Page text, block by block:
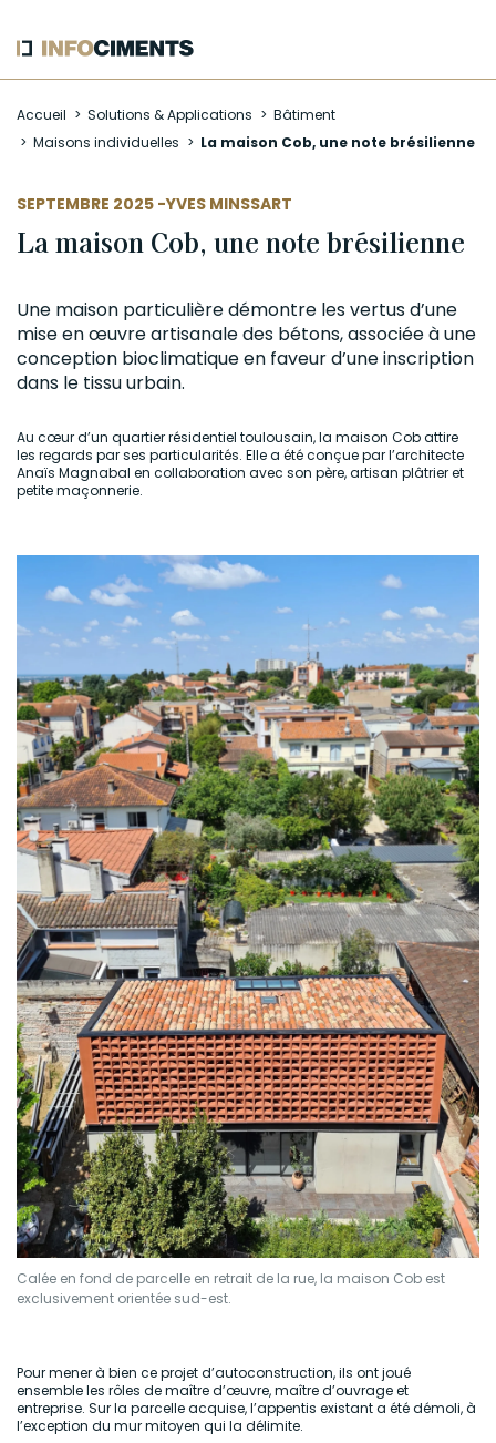
au
contenu
Accueil Solutions & Applications
Bâtiment
Maisons individuelles
La maison Cob, une note brésilienne
SEPTEMBRE 2025 -
AUTEUR YVES MINSSART
La maison Cob, une note brésilienne
Une maison particulière démontre les vertus d’une
mise en œuvre artisanale des bétons, associée à une
conception bioclimatique en faveur d’une inscription
dans le tissu urbain.
Au cœur d’un quartier résidentiel toulousain, la maison Cob attire
les regards par ses particularités. Elle a été conçue par l’architecte
Anaïs Magnabal en collaboration avec son père, artisan plâtrier et
petite maçonnerie.
Calée en fond de parcelle en retrait de la rue, la maison Cob est
exclusivement orientée sud-est.
Pour mener à bien ce projet d’autoconstruction, ils ont joué
ensemble les rôles de maître d’œuvre, maître d’ouvrage et
entreprise. Sur la parcelle acquise, l’appentis existant a été démoli, à
l’exception du mur mitoyen qui la délimite.